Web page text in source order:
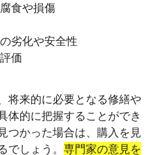
食や損傷
劣化や安全性
価
将来的に必要となる修繕や
体的に把握することができ
つかった場合は、購入を見
しょう。 専門家の意見を